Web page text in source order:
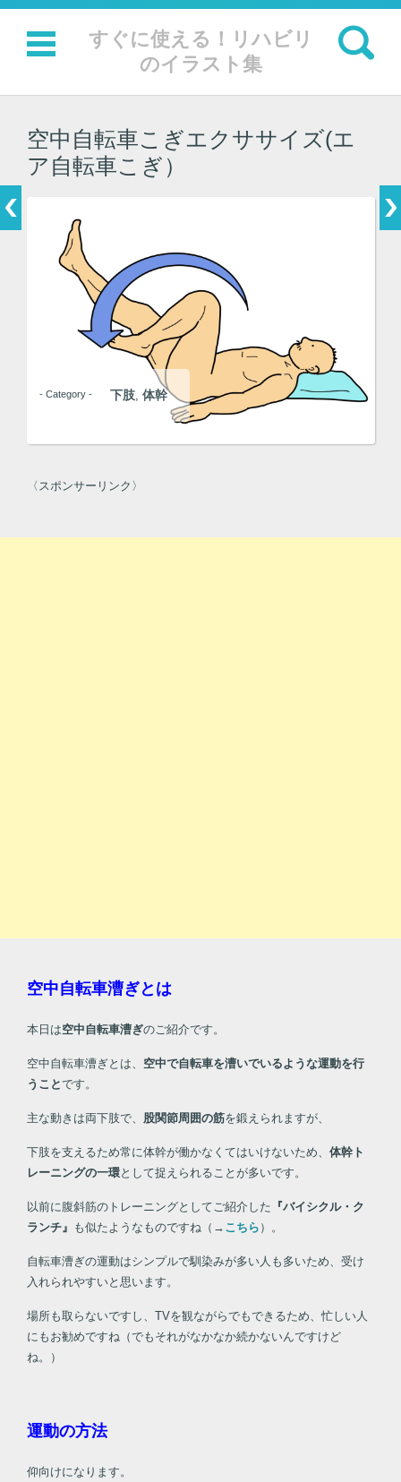
すぐに使える！リハビリ
のイラスト集
検索:
コンテンツに移動
空中自転車こぎエクササイズ(エ
ア自転車こぎ）
- Category - 下肢, 体幹
〈スポンサーリンク〉
空中自転車漕ぎとは
本日は空中自転車漕ぎのご紹介です。
空中自転車漕ぎとは、 空中で自転車を漕いでいるような運動を行
うことです。
主な動きは両下肢で、 股関節周囲の筋を鍛えられますが、
下肢を支えるため常に体幹が働かなくてはいけないため、 体幹ト
レーニングの一環として捉えられることが多いです。
以前に腹斜筋のトレーニングとしてご紹介した 『バイシクル・ク
ランチ』 も似たようなものですね（→ こちら ）。
自転車漕ぎの運動はシンプルで馴染みが多い人も多いため、受け
入れられやすいと思います。
場所も取らないですし、TVを観ながらでもできるため、忙しい人
にもお勧めですね（でもそれがなかなか続かないんですけど
ね。）
運動の方法
仰向けになります。